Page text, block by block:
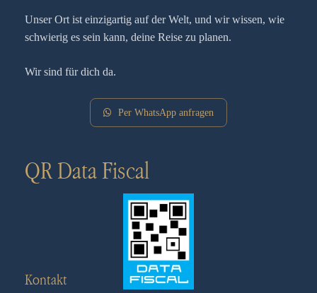
Unser Ort ist einzigartig auf der Welt, und wir wissen, wie
schwierig es sein kann, deine Reise zu planen.
Wir sind für dich da.
Per WhatsApp anfragen
QR Data Fiscal
Kontakt